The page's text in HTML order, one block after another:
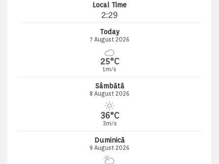
Local Time
2:29
Today
7 August 2026
25°C
1m/s
Sâmbătă
8 August 2026
36°C
3m/s
Duminică
9 August 2026